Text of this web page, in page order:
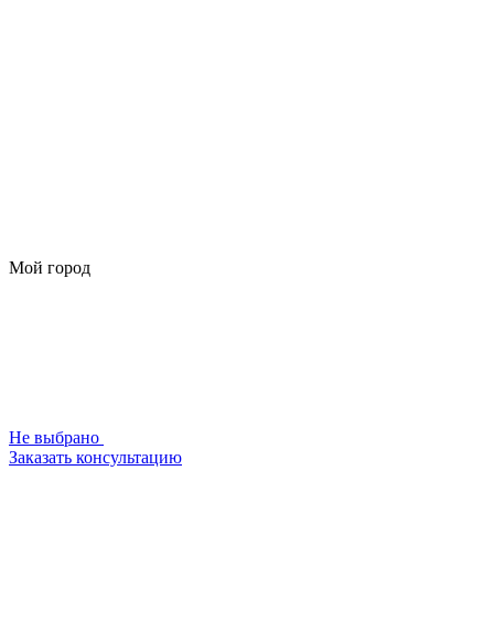
Мой город
Не выбрано
Заказать консультацию